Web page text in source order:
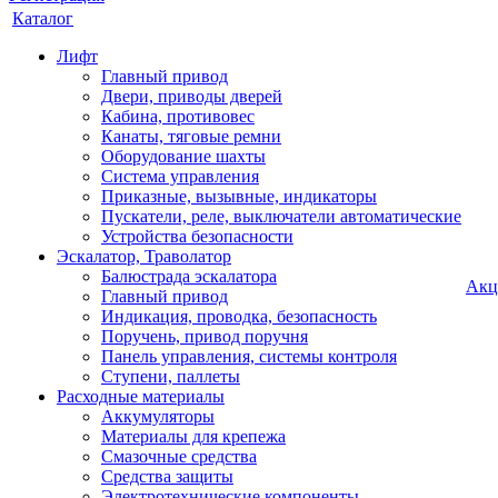
Каталог
Лифт
Главный привод
Двери, приводы дверей
Кабина, противовес
Канаты, тяговые ремни
Оборудование шахты
Система управления
Приказные, вызывные, индикаторы
Пускатели, реле, выключатели автоматические
Устройства безопасности
Эскалатор, Траволатор
Балюстрада эскалатора
Главный привод
Индикация, проводка, безопасность
Поручень, привод поручня
Панель управления, системы контроля
Ступени, паллеты
Расходные материалы
Аккумуляторы
Материалы для крепежа
Смазочные средства
Средства защиты